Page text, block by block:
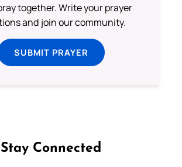
together. Write your prayer
and join our community.
SUBMIT PRAYER
Stay Connected